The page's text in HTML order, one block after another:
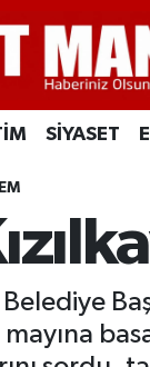
SİYASET
mayına
Fikstür